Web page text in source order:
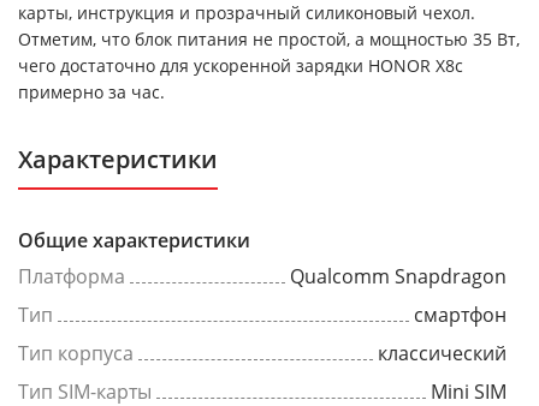
карты, инструкция и прозрачный силиконовый чехол.
Отметим, что блок питания не простой, а мощностью 35 Вт,
чего достаточно для ускоренной зарядки HONOR X8c
примерно за час.
Характеристики
Общие характеристики
Платформа
Qualcomm Snapdragon
Тип
смартфон
Тип корпуса
классический
Тип SIM-карты
Mini SIM